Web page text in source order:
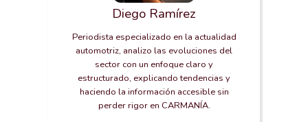
Diego Ramírez
Periodista especializado en la actualidad
automotriz, analizo las evoluciones del
sector con un enfoque claro y
estructurado, explicando tendencias y
haciendo la información accesible sin
perder rigor en CARMANÍA.